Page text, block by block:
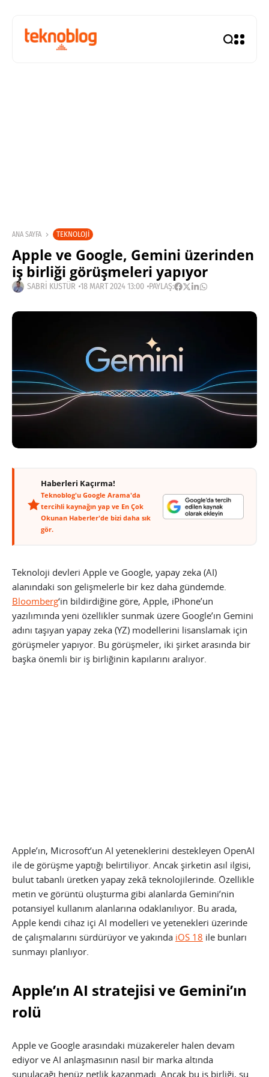
ANA SAYFA TEKNOLOJI
Apple ve Google, Gemini üzerinden
iş birliği görüşmeleri yapıyor
SABRI KÜSTÜR 18 MART 2024 13:00 PAYLAŞ:
Haberleri Kaçırma!
Teknoblog'u Google Arama'da
tercihli kaynağın yap ve En Çok
Okunan Haberler'de bizi daha sık
gör.
Teknoloji devleri Apple ve Google, yapay zeka (AI)
alanındaki son gelişmelerle bir kez daha gündemde.
Bloomberg‘in bildirdiğine göre, Apple, iPhone’un
yazılımında yeni özellikler sunmak üzere Google’ın Gemini
adını taşıyan yapay zeka (YZ) modellerini lisanslamak için
görüşmeler yapıyor. Bu görüşmeler, iki şirket arasında bir
başka önemli bir iş birliğinin kapılarını aralıyor.
Apple’ın, Microsoft’un AI yeteneklerini destekleyen OpenAI
ile de görüşme yaptığı belirtiliyor. Ancak şirketin asıl ilgisi,
bulut tabanlı üretken yapay zekâ teknolojilerinde. Özellikle
metin ve görüntü oluşturma gibi alanlarda Gemini’nin
potansiyel kullanım alanlarına odaklanılıyor. Bu arada,
Apple kendi cihaz içi AI modelleri ve yetenekleri üzerinde
de çalışmalarını sürdürüyor ve yakında iOS 18 ile bunları
sunmayı planlıyor.
Apple’ın AI stratejisi ve Gemini’ın
rolü
Apple ve Google arasındaki müzakereler halen devam
ediyor ve AI anlaşmasının nasıl bir marka altında
sunulacağı henüz netlik kazanmadı. Ancak bu iş birliği, şu